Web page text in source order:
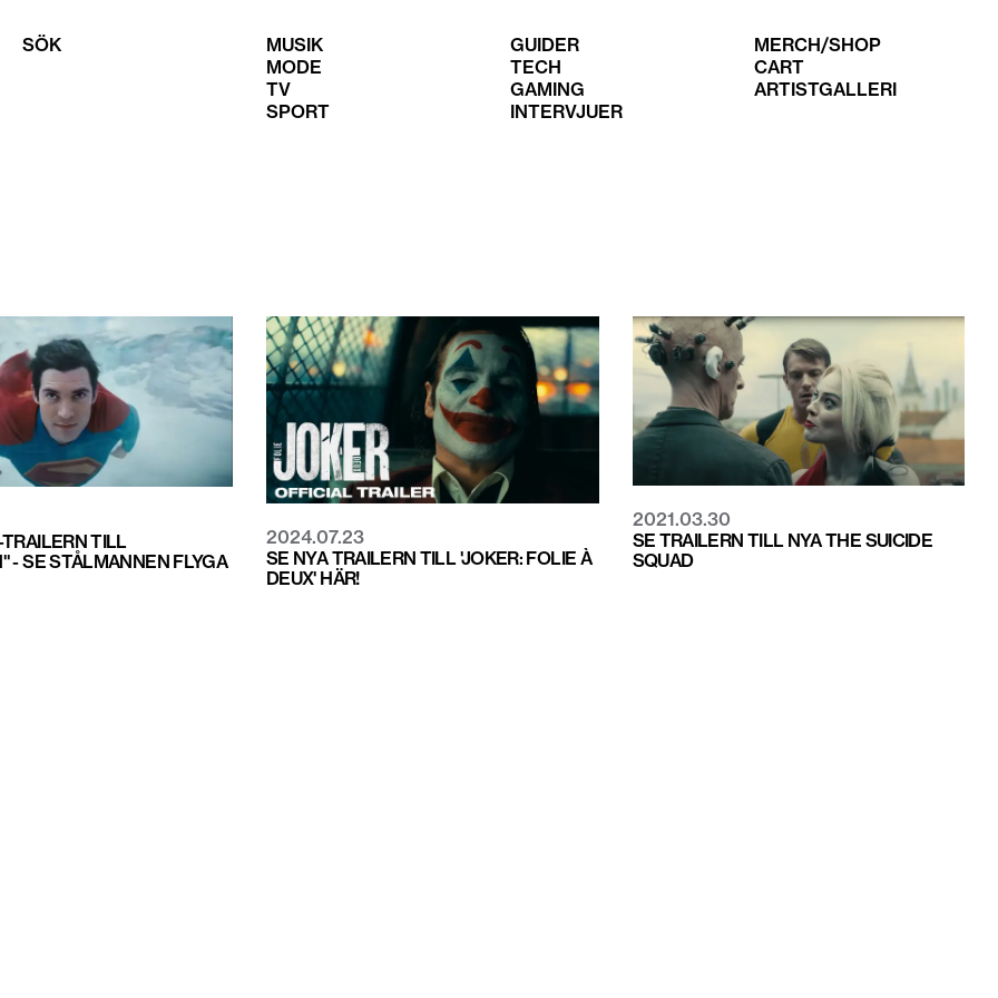
SÖK
MUSIK
MODE
TV
SPORT
GUIDER
TECH
GAMING
INTERVJUER
MERCH/SHOP
CART
ARTISTGALLERI
TILL
- SE STÅLMANNEN FLYGA
2024.07.23
SE NYA TRAILERN TILL 'JOKER: FOLIE À
DEUX' HÄR!
2021.03.30
SE TRAILERN TILL NYA THE SUICIDE
SQUAD